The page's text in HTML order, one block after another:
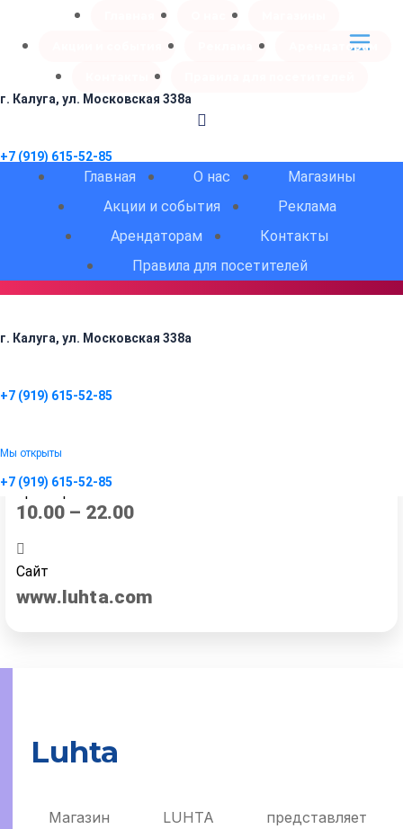
г. Калуга, ул. Московская 338а
+7 (919) 615-52-85
+7 (919) 615-52-85
Арендаторам
Главная О нас
Магазины
Акции и события
Реклама
Арендаторам
Контакты
Правила для посетителей
г. Калуга, ул. Московская 338а
+7 (919) 615-52-85
Мы открыты
+7 (919) 615-52-85
Luhta
+79038129047
Время работы
10.00 – 22.00
Сайт
www.luhta.com
Luhta
Магазин LUHTA представляет